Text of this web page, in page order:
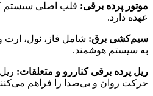
موتور پرده برقی: قلب اصلی سیستم
عهده دارد.
سیم‌کشی برق:
به سیستم هوشمند.
ریل پرده برقی کناررو و متعلقات:
حرکت روان و بی‌صدا را فراهم